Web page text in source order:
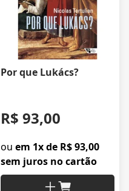
Por que Lukács?
R$ 93,00
ou em 1x de R$ 93,00
sem juros no cartão